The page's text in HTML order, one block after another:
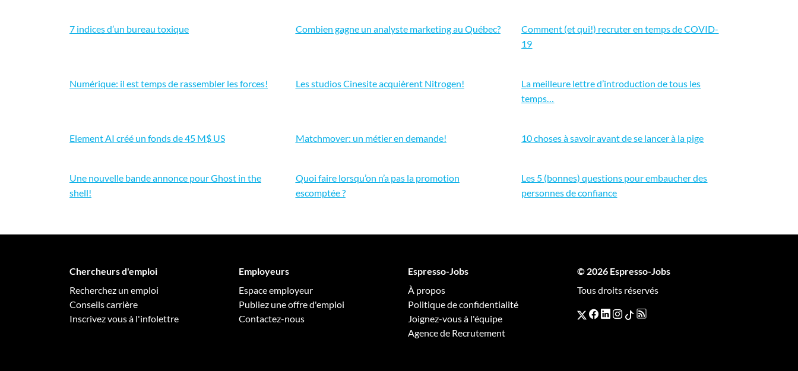
7 indices d’un bureau toxique Combien gagne un analyste marketing au Québec?
Comment (et qui!) recruter en temps de COVID-
19
Numérique: il est temps de rassembler les forces! Les studios Cinesite acquièrent Nitrogen!
La meilleure lettre d’introduction de tous les
temps…
Element AI créé un fonds de 45 M$ US Matchmover: un métier en demande! 10 choses à savoir avant de se lancer à la pige
Une nouvelle bande annonce pour Ghost in the
shell!
Quoi faire lorsqu’on n’a pas la promotion
escomptée ?
Les 5 (bonnes) questions pour embaucher des
personnes de confiance
Chercheurs d'emploi
Recherchez un emploi
Conseils carrière
Inscrivez vous à l'infolettre
Employeurs
Espace employeur
Publiez une offre d'emploi
Contactez-nous
Espresso-Jobs
À propos
Politique de confidentialité
Joignez-vous à l'équipe
Agence de Recrutement
© 2026 Espresso-Jobs
Tous droits réservés